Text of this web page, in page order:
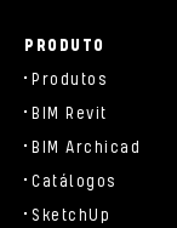
PRODUTO
Produtos
BIM Revit
BIM Archicad
Catálogos
SketchUp